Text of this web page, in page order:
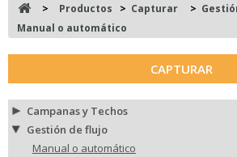
> Productos > Capturar >
Manual o automático
CAPTURAR
Campanas y Techos
Gestión de flujo
Manual o automático